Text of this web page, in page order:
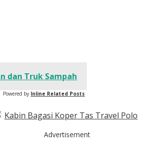
dan Truk Sampah
Powered by Inline Related Posts
Advertisement